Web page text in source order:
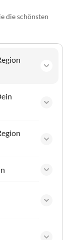
die schönsten